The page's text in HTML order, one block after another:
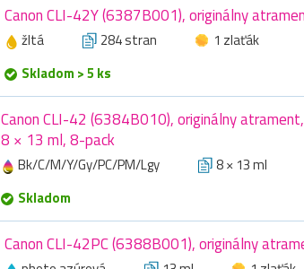
Canon CLI-42Y (6387B001), originálny
žltá 284 stran
1 zlaťák
Skladom > 5 ks
Canon CLI-42 (6384B010), originálny
8 × 13 ml, 8-pack
Bk/C/M/Y/Gy/PC/PM/Lgy 8 × 13 ml
Skladom
Canon CLI-42PC (6388B001), originálny